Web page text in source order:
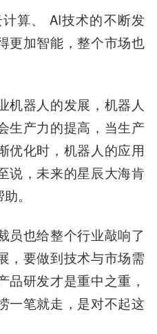
算、 AI技术的不断发
更加智能，整个市场也
机器人的发展，机器人
生产力的提高，当生产
优化时，机器人的应用
说，未来的星辰大海肯
。
员也给整个行业敲响了
，要做到技术与市场需
品研发才是重中之重，
一笔就走，是对不起这